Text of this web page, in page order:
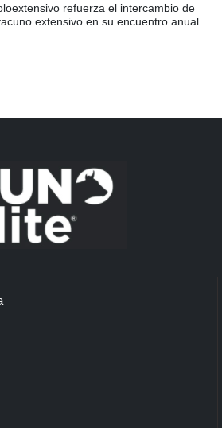
refuerza el intercambio de
extensivo en su encuentro anual